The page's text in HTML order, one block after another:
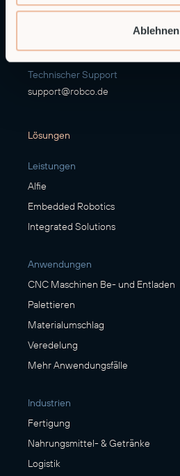
Ablehnen
Kontakt Vertrieb
Technischer Support
support@robco.de
Lösungen
Leistungen
Alfie
Embedded Robotics
Integrated Solutions
Anwendungen
CNC Maschinen Be- und Entladen
Palettieren
Materialumschlag
Veredelung
Mehr Anwendungsfälle
Industrien
Fertigung
Nahrungsmittel- & Getränke
Logistik